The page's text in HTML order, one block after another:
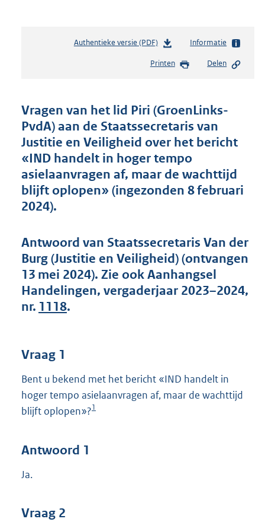
Authentieke versie (PDF)b
s
n
d
s
g
r
o
t
5
7
b
Informatie
Printen Delen
Vragen van het lid Piri (GroenLinks-
PvdA) aan de Staatssecretaris van
Justitie en Veiligheid over het bericht
«IND handelt in hoger tempo
asielaanvragen af, maar de wachttijd
blijft oplopen» (ingezonden 8 februari
2024).
Antwoord van Staatssecretaris Van der
Burg (Justitie en Veiligheid) (ontvangen
13 mei 2024). Zie ook Aanhangsel
Handelingen, vergaderjaar 2023–2024,
nr. 1118.
Vraag 1
Bent u bekend met het bericht «IND handelt in
hoger tempo asielaanvragen af, maar de wachttijd
blijft oplopen»?1
Antwoord 1
Ja.
Vraag 2